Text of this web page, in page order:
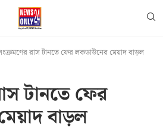
রাস টানতে ফের লকডাউনের মেয়াদ বাড়ল
টানতে ফের
বাড়ল